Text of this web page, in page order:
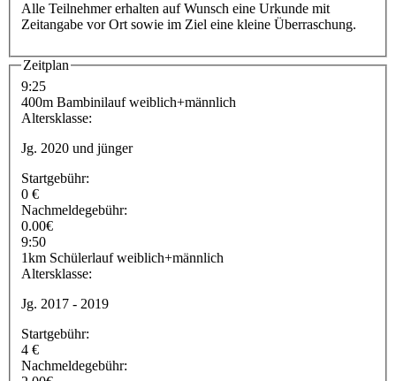
Alle Teilnehmer erhalten auf Wunsch eine Urkunde mit
Zeitangabe vor Ort sowie im Ziel eine kleine Überraschung.
Zeitplan
9:25
400m Bambinilauf weiblich+männlich
Altersklasse:
Jg. 2020 und jünger
Startgebühr:
0 €
Nachmeldegebühr:
0.00€
9:50
1km Schülerlauf weiblich+männlich
Altersklasse:
Jg. 2017 - 2019
Startgebühr:
4 €
Nachmeldegebühr: